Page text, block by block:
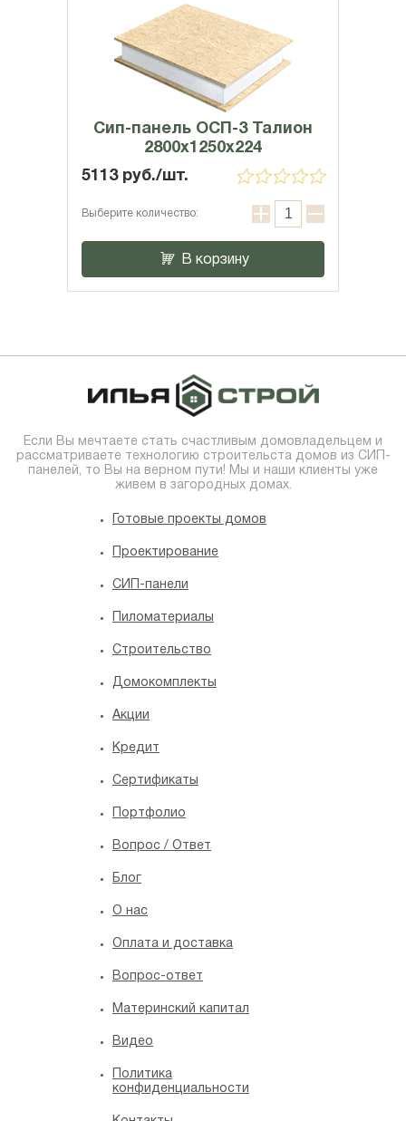
Сип-панель ОСП-3 Талион
2800x1250x224
5113 руб./шт.
Выберите количество:
В корзину
Если Вы мечтаете стать счастливым домовладельцем и
рассматриваете технологию строительста домов из СИП-
панелей, то Вы на верном пути! Мы и наши клиенты уже
живем в загородных домах.
Готовые проекты домов
Проектирование
СИП-панели
Пиломатериалы
Строительство
Домокомплекты
Акции
Кредит
Сертификаты
Портфолио
Вопрос / Ответ
Блог
O нас
Оплата и доставка
Вопрос-ответ
Материнский капитал
Видео
Политика
конфиденциальности